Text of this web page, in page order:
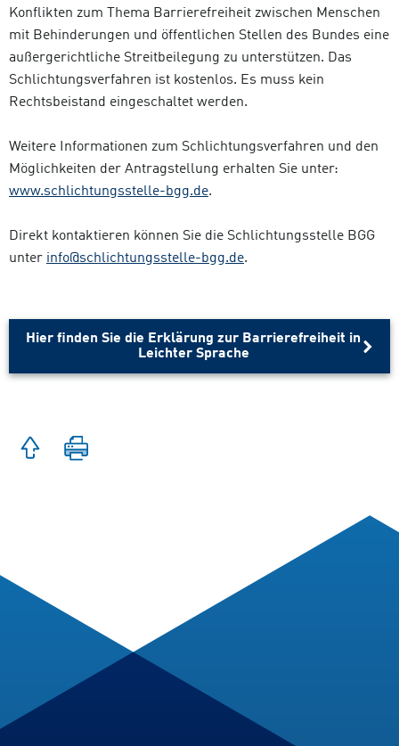
Konflikten zum Thema Barrierefreiheit zwischen Menschen
mit Behinderungen und öffentlichen Stellen des Bundes eine
außergerichtliche Streitbeilegung zu unterstützen. Das
Schlichtungsverfahren ist kostenlos. Es muss kein
Rechtsbeistand eingeschaltet werden.
Weitere Informationen zum Schlichtungsverfahren und den
Möglichkeiten der Antragstellung erhalten Sie unter:
www.schlichtungsstelle-bgg.de.
Direkt kontaktieren können Sie die Schlichtungsstelle BGG
unter info@schlichtungsstelle-bgg.de.
Hier finden Sie die Erklärung zur Barrierefreiheit in
Leichter Sprache
Zum
Seitenanfang
springen